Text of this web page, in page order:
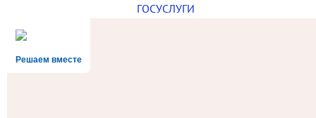
ГОСУСЛУГИ
Решаем вместе